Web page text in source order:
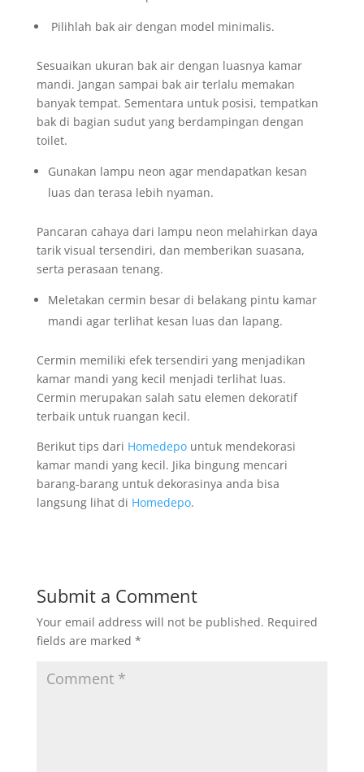
Pilihlah bak air dengan model minimalis.
Sesuaikan ukuran bak air dengan luasnya kamar
mandi. Jangan sampai bak air terlalu memakan
banyak tempat. Sementara untuk posisi, tempatkan
bak di bagian sudut yang berdampingan dengan
toilet.
Gunakan lampu neon agar mendapatkan kesan
luas dan terasa lebih nyaman.
Pancaran cahaya dari lampu neon melahirkan daya
tarik visual tersendiri, dan memberikan suasana,
serta perasaan tenang.
Meletakan cermin besar di belakang pintu kamar
mandi agar terlihat kesan luas dan lapang.
Cermin memiliki efek tersendiri yang menjadikan
kamar mandi yang kecil menjadi terlihat luas.
Cermin merupakan salah satu elemen dekoratif
terbaik untuk ruangan kecil.
Berikut tips dari Homedepountuk mendekorasi
kamar mandi yang kecil. Jika bingung mencari
barang-barang untuk dekorasinya anda bisa
langsung lihat di Homedepo.
Submit a Comment
Your email address will not be published. Required
fields are marked *